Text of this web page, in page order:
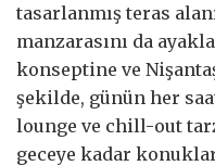
tasarlanmış teras
manzarasını da
konseptine ve
şekilde, günün her
lounge ve chill-out
geceye kadar